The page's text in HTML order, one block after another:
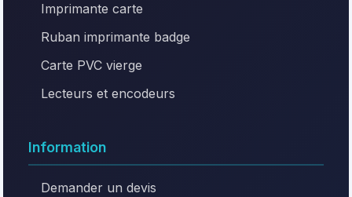
Imprimante carte
Ruban imprimante badge
Carte PVC vierge
Lecteurs et encodeurs
Information
Demander un devis